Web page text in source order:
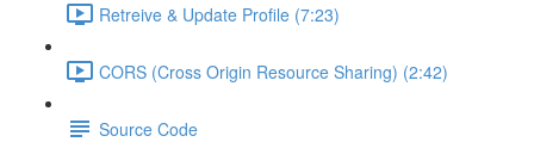
Retreive & Update Profile (7:23)
CORS (Cross Origin Resource Sharing) (2:42)
Source Code